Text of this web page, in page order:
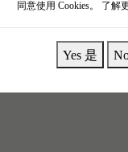
同意使用 Cookies。 了解
Yes 是
面是成熟的夏季漿